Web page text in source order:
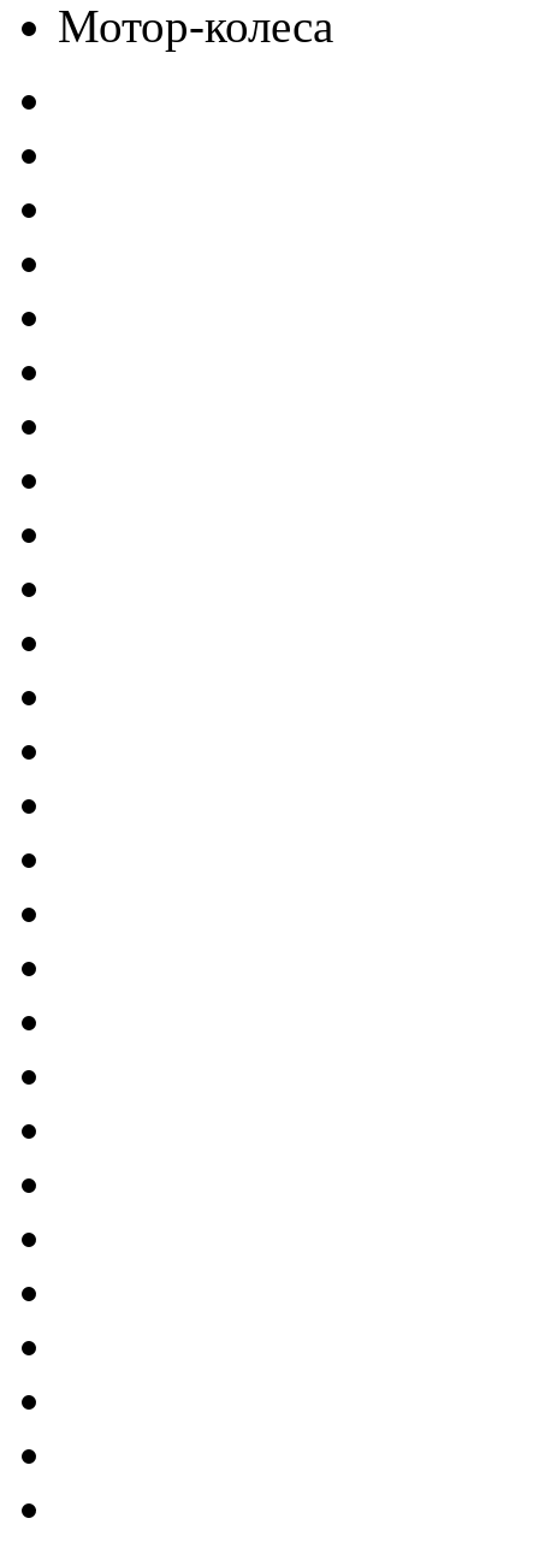
Мотор-колеса